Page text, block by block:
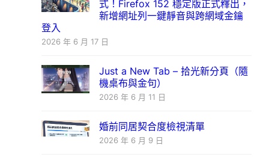
式！Firefox 152 穩定版正式釋出，
新增網址列一鍵靜音與跨網域金鑰
登入
2026 年 6 月 17 日
Just a New Tab – 拾光新分頁（隨
機桌布與金句）
2026 年 6 月 11 日
婚前同居契合度檢視清單
2026 年 6 月 9 日